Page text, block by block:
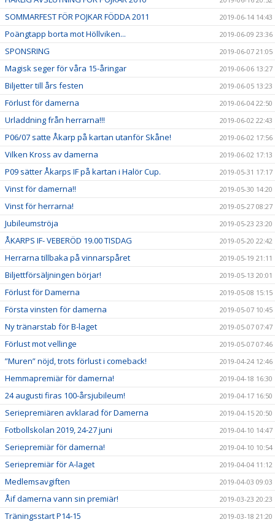
SOMMARFEST FÖR POJKAR FÖDDA 2011 2019-06-14 14:43
Poängtapp borta mot Höllviken... 2019-06-09 23:36
SPONSRING 2019-06-07 21:05
Magisk seger för våra 15-åringar 2019-06-06 13:27
Biljetter till års festen 2019-06-05 13:23
Förlust för damerna 2019-06-04 22:50
Urladdning från herrarna!!! 2019-06-02 22:43
P06/07 satte Åkarp på kartan utanför Skåne! 2019-06-02 17:56
Vilken Kross av damerna 2019-06-02 17:13
P09 sätter Åkarps IF på kartan i Halör Cup. 2019-05-31 17:17
Vinst för damerna!! 2019-05-30 14:20
Vinst för herrarna! 2019-05-27 08:27
Jubileumströja 2019-05-23 23:20
ÅKARPS IF- VEBERÖD 19.00 TISDAG 2019-05-20 22:42
Herrarna tillbaka på vinnarspåret 2019-05-19 21:11
Biljettförsäljningen börjar! 2019-05-13 20:01
Förlust för Damerna 2019-05-08 15:15
Första vinsten för damerna 2019-05-07 10:45
Ny tränarstab för B-laget 2019-05-07 07:47
Förlust mot vellinge 2019-05-07 07:46
”Muren” nöjd, trots förlust i comeback! 2019-04-24 12:46
Hemmapremiär för damerna! 2019-04-18 16:30
24 augusti firas 100-årsjubileum! 2019-04-17 16:50
Seriepremiären avklarad för Damerna 2019-04-15 20:50
Fotbollskolan 2019, 24-27 juni 2019-04-10 14:47
Seriepremiär för damerna! 2019-04-10 10:54
Seriepremiär för A-laget 2019-04-04 11:12
Medlemsavgiften 2019-04-03 09:03
Åif damerna vann sin premiär! 2019-03-23 20:23
Träningsstart P14-15 2019-03-18 21:20